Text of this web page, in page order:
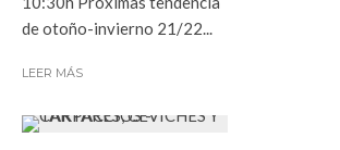
de otoño-invierno 21/22...
LEER MÁS